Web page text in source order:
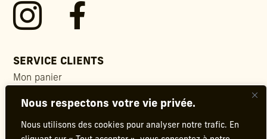
Nous respectons votre vie privée.
Nous utilisons des cookies pour analyser notre trafic. En
 
SERVICE CLIENTS
Mon panier
FAQ
Conditions générales de vente